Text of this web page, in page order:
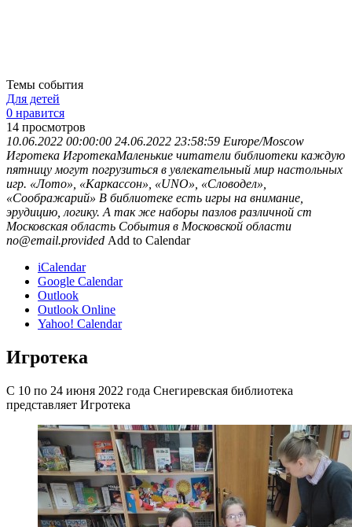
Темы события
Для детей
0 нравится
14 просмотров
10.06.2022 00:00:00 24.06.2022 23:58:59 Europe/Moscow
Игротека ИгротекаМаленькие читатели библиотеки каждую
пятницу могут погрузиться в увлекательный мир настольных
игр. «Лото», «Каркассон», «UNO», «Словодел»,
«Соображарий» В библиотеке есть игры на внимание,
эрудицию, логику. А так же наборы пазлов различной ст
Московская область События в Московской области
no@email.provided Add to Calendar
iCalendar
Google Calendar
Outlook
Outlook Online
Yahoo! Calendar
Игротека
С 10 по 24 июня 2022 года Снегиревская библиотека
представляет Игротека